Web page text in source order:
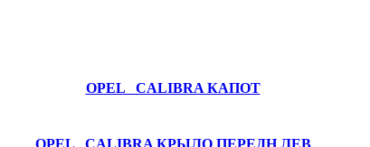
OPEL CALIBRA КАПОТ
OPEL CALIBRA КРЫЛО ПЕРЕДН ЛЕВ